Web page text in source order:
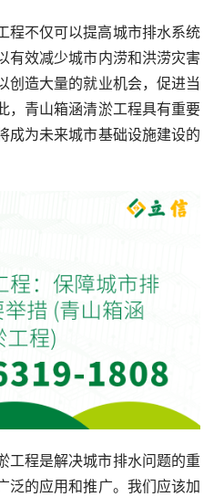
程不仅可以提高城市排水系统
有效减少城市内涝和洪涝灾害
创造大量的就业机会，促进当
，青山箱涵清淤工程具有重要
成为未来城市基础设施建设的
工程是解决城市排水问题的重
泛的应用和推广。我们应该加